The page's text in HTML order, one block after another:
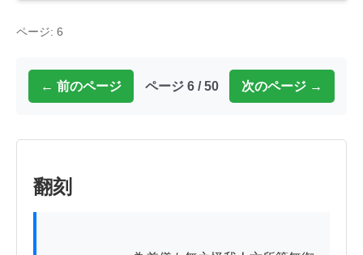
ページ: 6
← 前のページ ページ 6 / 50 次のページ →
翻刻